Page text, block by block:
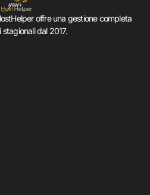
offre una gestione completa
dal 2017.